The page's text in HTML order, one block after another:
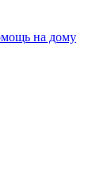
на дому